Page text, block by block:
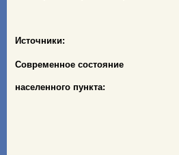
Источники:
Современное состояние
населенного пункта: